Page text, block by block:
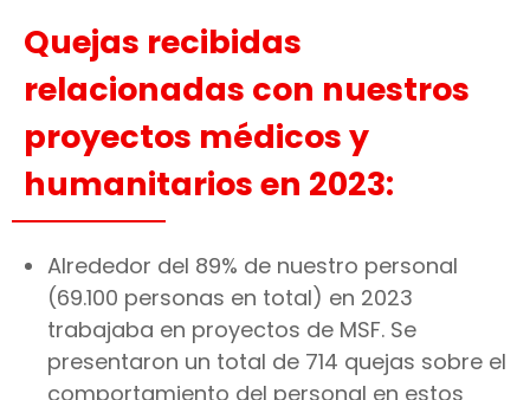
Quejas recibidas
relacionadas con nuestros
proyectos médicos y
humanitarios en 2023:
Alrededor del 89% de nuestro personal
(69.100 personas en total) en 2023
trabajaba en proyectos de MSF. Se
presentaron un total de 714 quejas sobre el
comportamiento del personal en estos